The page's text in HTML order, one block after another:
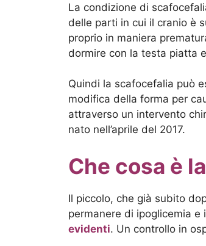
La condizione di
delle parti in cui il cranio è
proprio in maniera
dormire con la testa piatta
Quindi la scafocefalia può
modifica della forma per
attraverso un intervento
nato nell’aprile del 2017.
Che cosa è
Il piccolo, che già subito
permanere di ipoglicemia
evidenti. Un controllo in